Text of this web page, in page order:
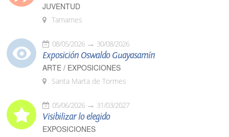
JUVENTUD
Tamames
08/05/2026 30/08/2026
Exposición Oswaldo Guayasamín
ARTE / EXPOSICIONES
Santa Marta de Tormes
05/06/2026 31/03/2027
Visibilizar lo elegido
EXPOSICIONES